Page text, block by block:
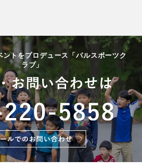
トをプロデュース「パルスポーツク
ラブ」